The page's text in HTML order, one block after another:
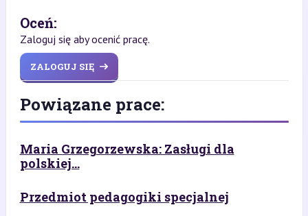
Oceń:
Zaloguj się aby ocenić pracę.
ZALOGUJ SIĘ
Powiązane prace:
Maria Grzegorzewska: Zasługi dla
polskiej...
Przedmiot pedagogiki specjalnej